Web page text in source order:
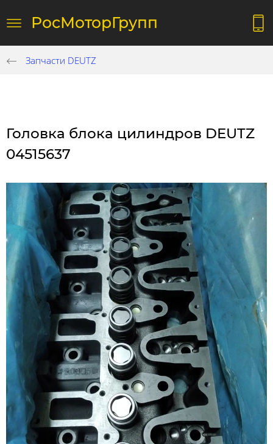
РосМоторГрупп
Запчасти DEUTZ
Головка блока цилиндров DEUTZ
04515637